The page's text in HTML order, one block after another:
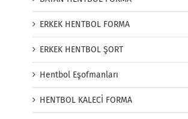
ERKEK HENTBOL FORMA
ERKEK HENTBOL ŞORT
Hentbol Eşofmanları
HENTBOL KALECİ FORMA